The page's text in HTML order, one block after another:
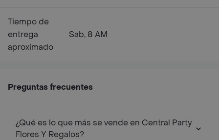
Tiempo de
entrega
aproximado
Sab, 8 AM
Preguntas frecuentes
¿Qué es lo que más se vende en Central Party
Flores Y Regalos?